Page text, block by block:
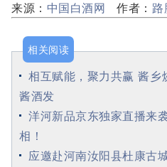
来源： 中国白酒网 作者： 路
相关阅读
相互赋能，聚力共赢 酱乡
酱酒发
洋河新品京东独家直播来
相！
应邀赴河南汝阳县杜康古